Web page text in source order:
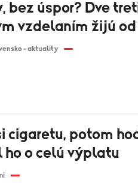
bez úspor? Dve
vzdelaním žijú
- aktuality
cigaretu, potom
ho o celú výplatu